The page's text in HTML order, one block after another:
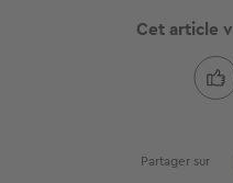
Cet article
Partager sur